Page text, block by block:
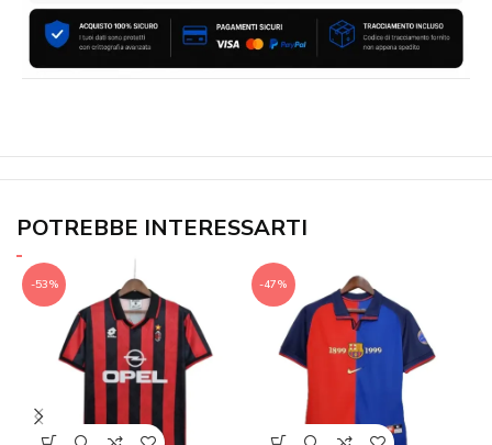
POTREBBE INTERESSARTI
-53% -47%